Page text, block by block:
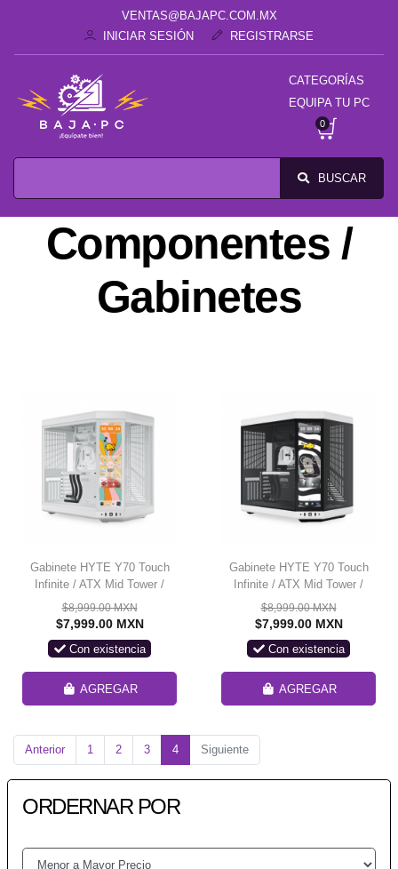
VENTAS@BAJAPC.COM.MX
INICIAR SESIÓN
REGISTRARSE
CATEGORÍAS
EQUIPA TU PC
0
BUSCAR
Componentes /
Gabinetes
Gabinete HYTE Y70 Touch
Infinite / ATX Mid Tower /
Doble Cámara / Con Pantalla
Táctil LCD de 2.5K integrada
WW
$8,999.00 MXN
$7,999.00 MXN
Con existencia
AGREGAR
Gabinete HYTE Y70 Touch
Infinite / ATX Mid Tower /
Doble Cámara / Con Pantalla
Táctil LCD de 2.5K integrada
Y70TI-WB
$8,999.00 MXN
$7,999.00 MXN
Con existencia
AGREGAR
Anterior 1 2 3 4 Siguiente
ORDERNAR POR